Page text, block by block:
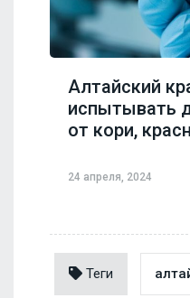
Алтайский
испытывать
от кори,
24 апреля, 2024
Теги